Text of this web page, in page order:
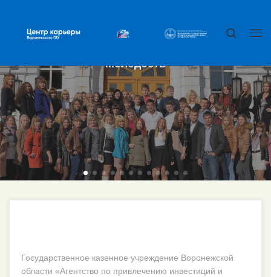
Search
Молодость
Государственное казенное учреждение Воронежской
области «Агентство по привлечению инвестиций и